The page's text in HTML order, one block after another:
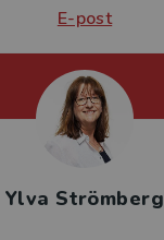
E-post
Ylva Strömberg